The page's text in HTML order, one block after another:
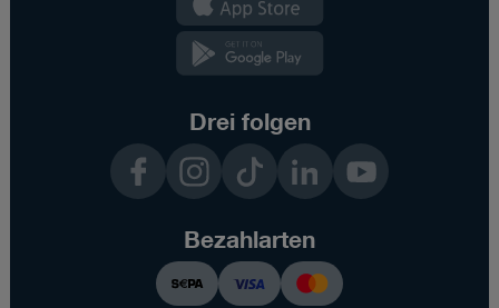
Drei folgen
InstagramTikTok LinkedIn YouTube
Bezahlarten